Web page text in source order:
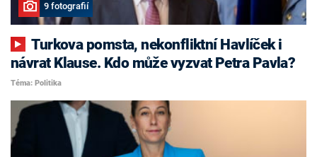
9 fotografií
Turkova pomsta, nekonfliktní Havlíček i
návrat Klause. Kdo může vyzvat Petra Pavla?
Téma: Politika